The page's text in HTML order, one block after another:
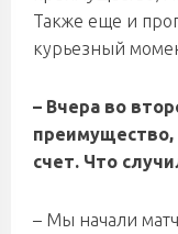
Также еще и
курьезный
– Вчера во
преимущество,
счет. Что
– Мы начали